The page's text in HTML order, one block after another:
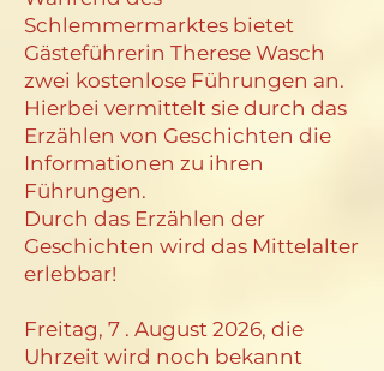
Schlemmermarktes bietet
Gästeführerin Therese Wasch
zwei kostenlose Führungen an.
Hierbei vermittelt sie durch das
Erzählen von Geschichten die
Informationen zu ihren
Führungen.
Durch das Erzählen der
Geschichten wird das Mittelalter
erlebbar!
Freitag, 7 . August 2026, die
Uhrzeit wird noch bekannt